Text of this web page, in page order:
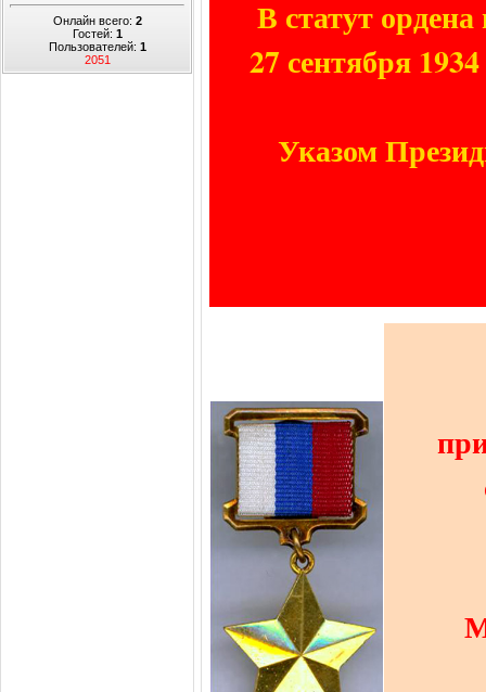
Онлайн всего: 2
Гостей: 1
Пользователей: 1
2051
В статут
27 сентября
Указом